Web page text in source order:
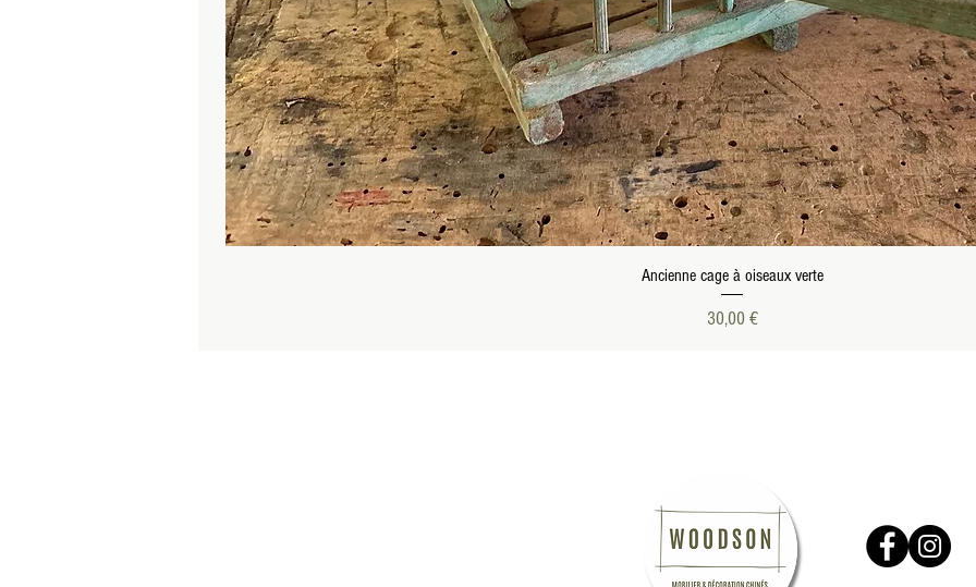
Aperçu rapide
Ancienne cage à oiseaux verte
Prix
30,00 €